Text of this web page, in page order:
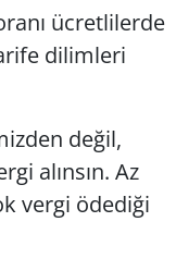
ücretlilerde
dilimleri
değil,
alınsın. Az
vergi ödediği